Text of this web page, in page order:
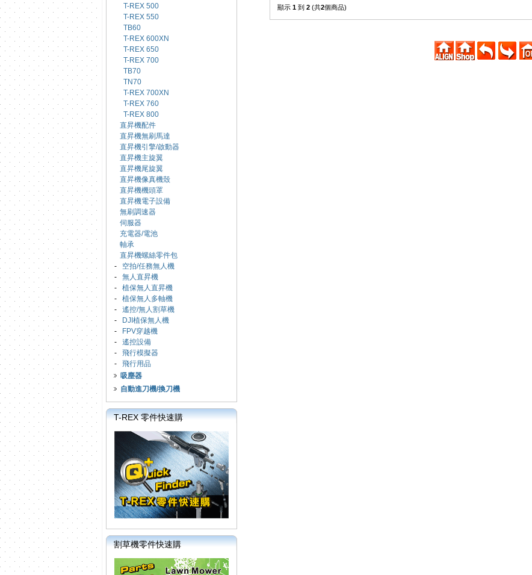
T-REX 500
T-REX 550
TB60
T-REX 600XN
T-REX 650
T-REX 700
TB70
TN70
T-REX 700XN
T-REX 760
T-REX 800
直昇機配件
直昇機無刷馬達
直昇機引擎/啟動器
直昇機主旋翼
直昇機尾旋翼
直昇機像真機殼
直昇機機頭罩
直昇機電子設備
無刷調速器
伺服器
充電器/電池
軸承
直昇機螺絲零件包
- 空拍/任務無人機
- 無人直昇機
- 植保無人直昇機
- 植保無人多軸機
- 遙控/無人割草機
-
DJI植保無人機
-
FPV穿越機
- 遙控設備
- 飛行模擬器
- 飛行用品
吸塵器
自動進刀機/換刀機
T-REX 零件快速購
割草機零件快速購
顯示 1 到 2 (共2個商品)